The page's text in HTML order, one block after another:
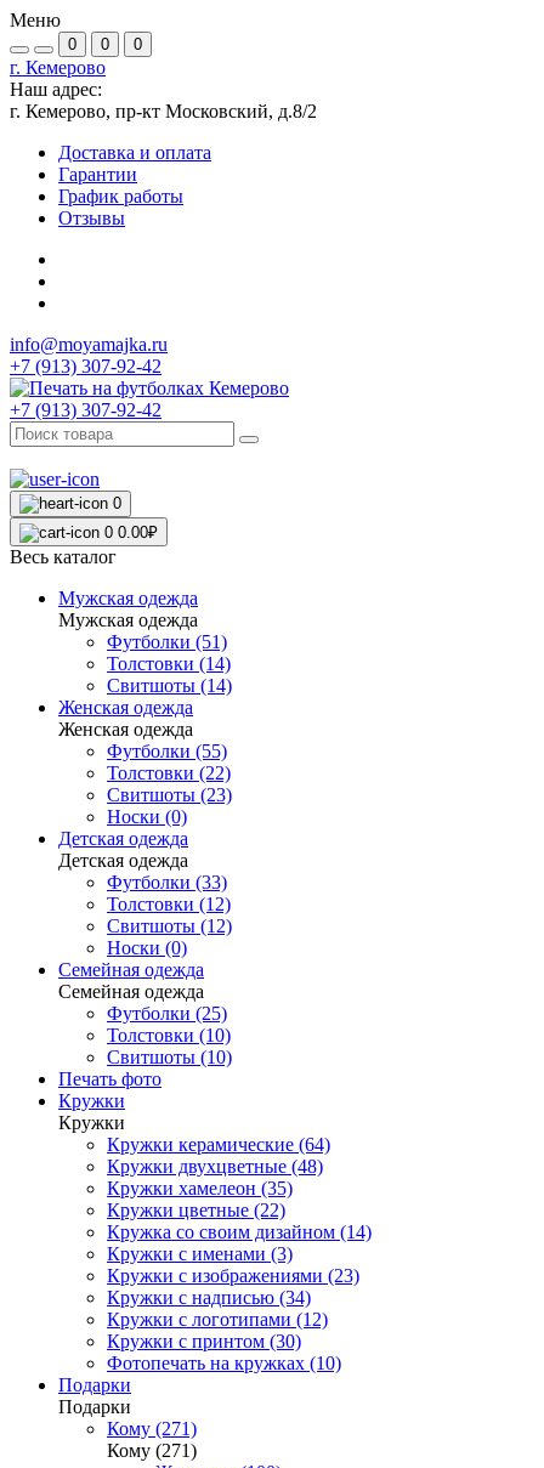
Меню
0 0 0
г. Кемерово
Наш адрес:
г. Кемерово, пр-кт Московский, д.8/2
Доставка и оплата
Гарантии
График работы
Отзывы
info@moyamajka.ru
+7 (913) 307-92-42
+7 (913) 307-92-42
0
0 0.00₽
Весь каталог
Мужская одежда
Мужская одежда
Футболки (51)
Толстовки (14)
Свитшоты (14)
Женская одежда
Женская одежда
Футболки (55)
Толстовки (22)
Свитшоты (23)
Носки (0)
Детская одежда
Детская одежда
Футболки (33)
Толстовки (12)
Свитшоты (12)
Носки (0)
Семейная одежда
Семейная одежда
Футболки (25)
Толстовки (10)
Свитшоты (10)
Печать фото
Кружки
Кружки
Кружки керамические (64)
Кружки двухцветные (48)
Кружки хамелеон (35)
Кружки цветные (22)
Кружка со своим дизайном (14)
Кружки с именами (3)
Кружки с изображениями (23)
Кружки с надписью (34)
Кружки с логотипами (12)
Кружки с принтом (30)
Фотопечать на кружках (10)
Подарки
Подарки
Кому (271)
Кому (271)